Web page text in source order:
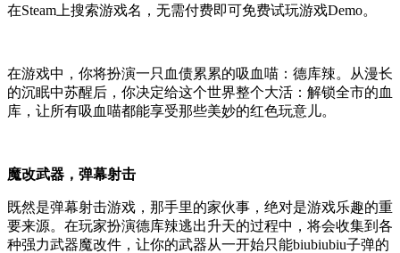
在Steam上搜索游戏名，无需付费即可免费试玩游戏Demo。
在游戏中，你将扮演一只血债累累的吸血喵：德库辣。从漫长
的沉眠中苏醒后，你决定给这个世界整个大活：解锁全市的血
库，让所有吸血喵都能享受那些美妙的红色玩意儿。
魔改武器，弹幕射击
既然是弹幕射击游戏，那手里的家伙事，绝对是游戏乐趣的重
要来源。在玩家扮演德库辣逃出升天的过程中，将会收集到各
种强力武器魔改件，让你的武器从一开始只能biubiubiu子弹的